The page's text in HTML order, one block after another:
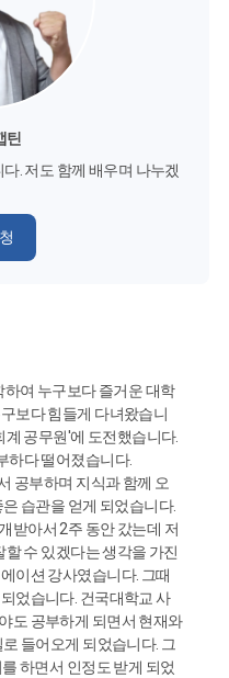
틴
. 저도 함께 배우며 나누겠
여 누구보다 즐거운 대학
보다 힘들게 다녀왔습니
공무원'에 도전했습니다.
하다 떨어졌습니다.
공부하며 지식과 함께 오
습관을 얻게 되었습니다.
받아서 2주 동안 갔는데 저
수 있겠다는 생각을 가진
이션 강사였습니다. 그때
었습니다. 건국대학교 사
도 공부하게 되면서 현재와
들어오게 되었습니다. 그
하면서 인정도 받게 되었